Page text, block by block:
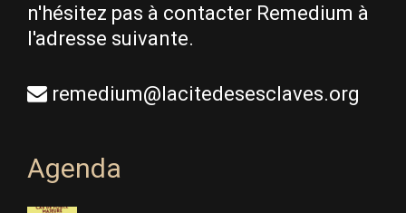
n'hésitez pas à contacter Remedium à
l'adresse suivante.
remedium@lacitedesesclaves.org
Agenda